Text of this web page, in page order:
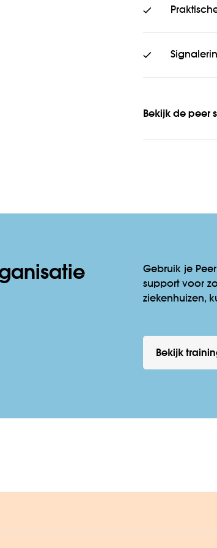
Bekijk de peer
Gebruik je
support voor
ziekenhuizen,
Bekijk